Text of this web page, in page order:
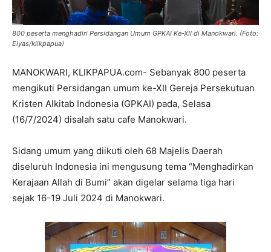
800 peserta menghadiri Persidangan Umum GPKAI Ke-XII di Manokwari. (Foto:
Elyas/klikpapua)
MANOKWARI, KLIKPAPUA.com- Sebanyak 800 peserta
mengikuti Persidangan umum ke-XII Gereja Persekutuan
Kristen Alkitab Indonesia (GPKAI) pada, Selasa
(16/7/2024) disalah satu cafe Manokwari.
Sidang umum yang diikuti oleh 68 Majelis Daerah
diseluruh Indonesia ini mengusung tema “Menghadirkan
Kerajaan Allah di Bumi” akan digelar selama tiga hari
sejak 16-19 Juli 2024 di Manokwari.